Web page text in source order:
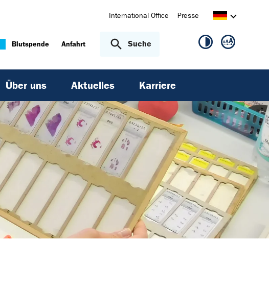
International Office Presse
Blutspende Anfahrt Suche
Über uns Aktuelles Karriere